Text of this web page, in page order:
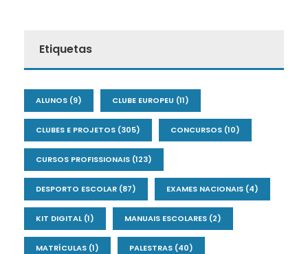
Etiquetas
ALUNOS (9) CLUBE EUROPEU (11)
CLUBES E PROJETOS (305) CONCURSOS (10)
CURSOS PROFISSIONAIS (123)
DESPORTO ESCOLAR (87) EXAMES NACIONAIS (4)
KIT DIGITAL(1) MANUAIS ESCOLARES (2)
MATRÍCULAS (1) PALESTRAS (40)